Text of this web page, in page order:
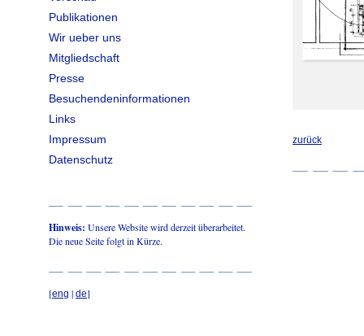
Publikationen
Wir ueber uns
Mitgliedschaft
Presse
Besuchendeninformationen
Links
Impressum
Datenschutz
Hinweis: Unsere Website wird derzeit überarbeitet.
Die neue Seite folgt in Kürze.
[eng | de]
zurück